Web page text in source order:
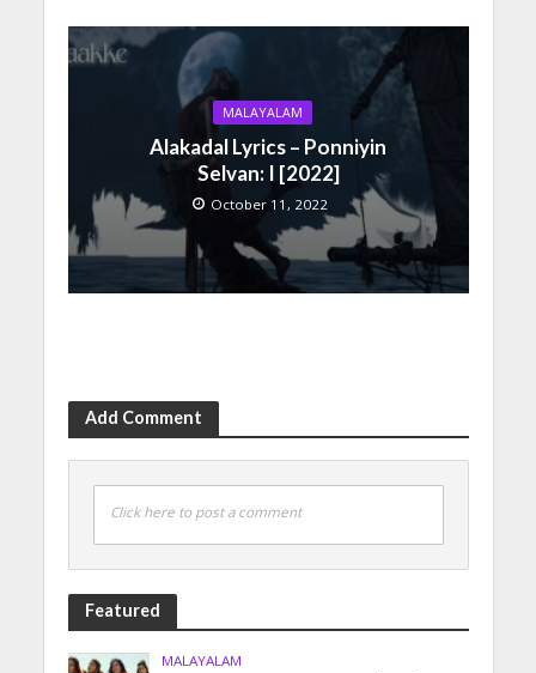
MALAYALAM
Alakadal Lyrics – Ponniyin
Selvan: I [2022]
October 11, 2022
Add Comment
Click here to post a comment
Featured
MALAYALAM